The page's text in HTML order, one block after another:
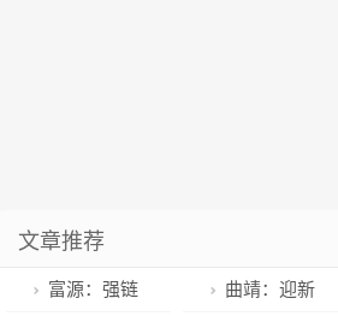
文章推荐
富源：强链 曲靖：迎新